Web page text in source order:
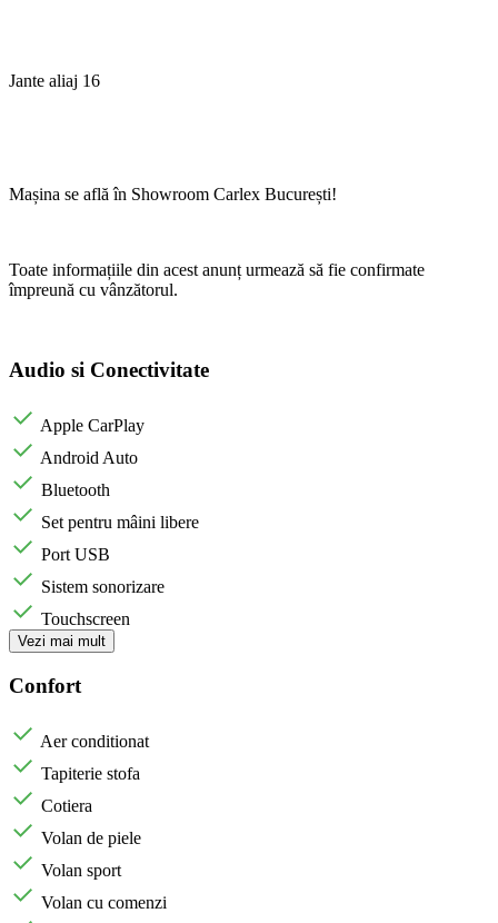
Jante aliaj 16
Mașina se află în Showroom Carlex București!
Toate informațiile din acest anunț urmează să fie confirmate
împreună cu vânzătorul.
Audio si Conectivitate
Apple CarPlay
Android Auto
Bluetooth
Set pentru mâini libere
Port USB
Sistem sonorizare
Touchscreen
Vezi mai mult
Confort
Aer conditionat
Tapiterie stofa
Cotiera
Volan de piele
Volan sport
Volan cu comenzi